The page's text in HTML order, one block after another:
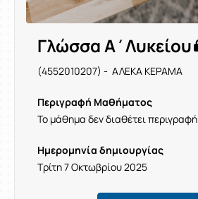
Γλώσσα Α΄Λυκείου
(4552010207) - ΑΛΕΚΑ ΚΕΡΑΜΑ
Περιγραφή Μαθήματος
Το μάθημα δεν διαθέτει περιγραφή
Ημερομηνία δημιουργίας
Τρίτη 7 Οκτωβρίου 2025